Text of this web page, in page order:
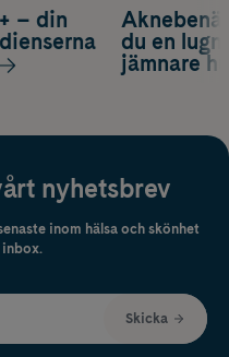
du en
jämnare
– din
nyhetsbrev
inom hälsa och skönhet
Skicka